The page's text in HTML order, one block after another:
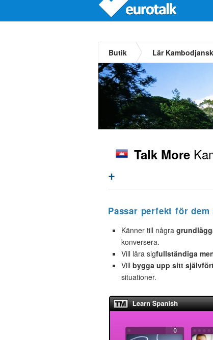
Butik Lär
Talk More
+
Passar perfekt för dem
Känner till några
konversera.
Vill lära sigfullständiga
Vill bygga upp sitt
situationer.